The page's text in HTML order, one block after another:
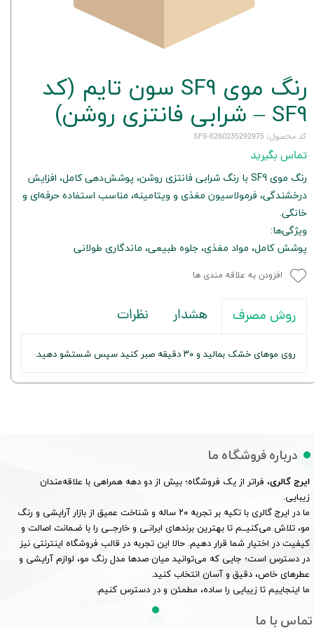
رنگ موی SF9 سون تایم (کد
SF9 – شرابی فانتزی روشن)
کد محصول: 6260235292975-SF9
تماس بگیرید
رنگ موی SF9 با رنگ شرابی فانتزی روشن، پوشش‌دهی کامل، افزایش
درخشندگی، فرمولاسیون مغذی و ویتامینه، مناسب استفاده حرفه‌ای و
خانگی.
ویژگی‌ها:
پوشش کامل، مواد مغذی، جلوه طبیعی، ماندگاری طولانی
افزودن به علاقه مندی ها
روش مصرف هشدار نظرات
روی موهای خشک بمالید و ۳۰ دقیقه صبر کنید سپس شستشو دهید.
درباره فروشگاه ما
ایرج گالری، فراتر از یک فروشگاه؛ بیش از دو دهه همراهی با علاقه‌مندان
زیبایی.
ما در ایرج گالری با تکیه بر تجربه ۲۰ ساله و شناخت عمیق از بازار آرایشی و رنگ
مو، تلاش می‌کنیــم تا بهترین برندهای ایرانـی و خارجــی را با ضـمانت اصالت و
کیفیت در اختیار شما قرار دهیم. حالا این تجربه در قالب فروشگاه اینترنتی نیز
در دسترس است؛ جایی که می‌توانید میان صدها مدل رنگ مو، لوازم آرایشی و
عطرهای خاص، دقیق و آسان انتخاب کنید.
ما اینجاییم تا زیبایی را ساده، مطمئن و در دسترس کنیم.
تماس با ما